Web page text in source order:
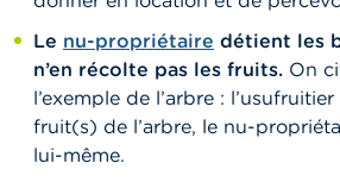
Le nu-propriétaire détient les
n’en récolte pas les fruits. On
l’exemple de l’arbre :
fruit(s) de l’arbre, le nu-
lui-même.